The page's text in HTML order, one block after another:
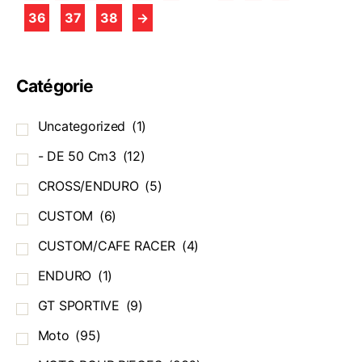
36
37 38 →
Catégorie
Uncategorized (1)
- DE 50 Cm3 (12)
CROSS/ENDURO (5)
CUSTOM (6)
CUSTOM/CAFE RACER (4)
ENDURO (1)
GT SPORTIVE (9)
Moto (95)